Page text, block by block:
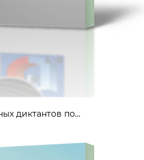
диктантов по...